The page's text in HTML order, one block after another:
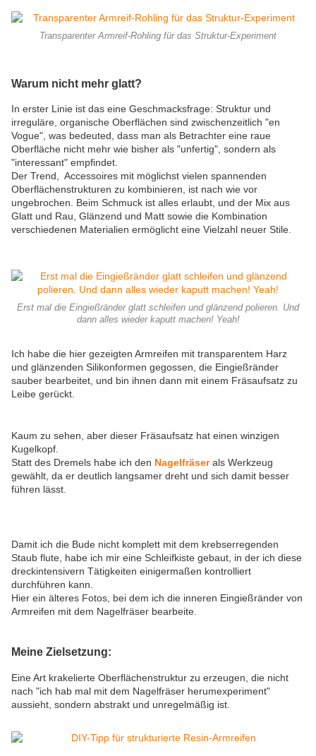
Transparenter Armreif-Rohling für das Struktur-Experiment
Warum nicht mehr glatt?
In erster Linie ist das eine Geschmacksfrage: Struktur und
irreguläre, organische Oberflächen sind zwischenzeitlich "en
Vogue", was bedeuted, dass man als Betrachter eine raue
Oberfläche nicht mehr wie bisher als "unfertig", sondern als
"interessant" empfindet.
Der Trend, Accessoires mit möglichst vielen spannenden
Oberflächenstrukturen zu kombinieren, ist nach wie vor
ungebrochen. Beim Schmuck ist alles erlaubt, und der Mix aus
Glatt und Rau, Glänzend und Matt sowie die Kombination
verschiedenen Materialien ermöglicht eine Vielzahl neuer Stile.
Erst mal die Eingießränder glatt schleifen und glänzend polieren. Und
dann alles wieder kaputt machen! Yeah!
Ich habe die hier gezeigten Armreifen mit transparentem Harz
und glänzenden Silikonformen gegossen, die Eingießränder
sauber bearbeitet, und bin ihnen dann mit einem Fräsaufsatz zu
Leibe gerückt.
Kaum zu sehen, aber dieser Fräsaufsatz hat einen winzigen
Kugelkopf.
Statt des Dremels habe ich den Nagelfräserals Werkzeug
gewählt, da er deutlich langsamer dreht und sich damit besser
führen lässt.
Damit ich die Bude nicht komplett mit dem krebserregenden
Staub flute, habe ich mir eine Schleifkiste gebaut, in der ich diese
dreckintensivern Tätigkeiten einigermaßen kontrolliert
durchführen kann.
Hier ein älteres Fotos, bei dem ich die inneren Eingießränder von
Armreifen mit dem Nagelfräser bearbeite.
Meine Zielsetzung:
Eine Art krakelierte Oberflächenstruktur zu erzeugen, die nicht
nach "ich hab mal mit dem Nagelfräser herumexperiment"
aussieht, sondern abstrakt und unregelmäßig ist.